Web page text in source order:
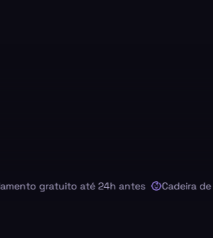
gratuito até 24h antes Cadeira de